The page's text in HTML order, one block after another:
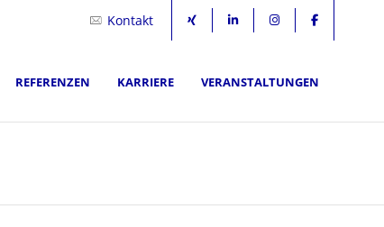
Kontakt
REFERENZEN KARRIERE VERANSTALTUNGEN